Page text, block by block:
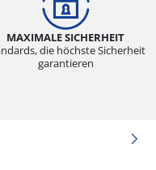
MAXIMALE SICHERHEIT
die höchste Sicherheit
garantieren